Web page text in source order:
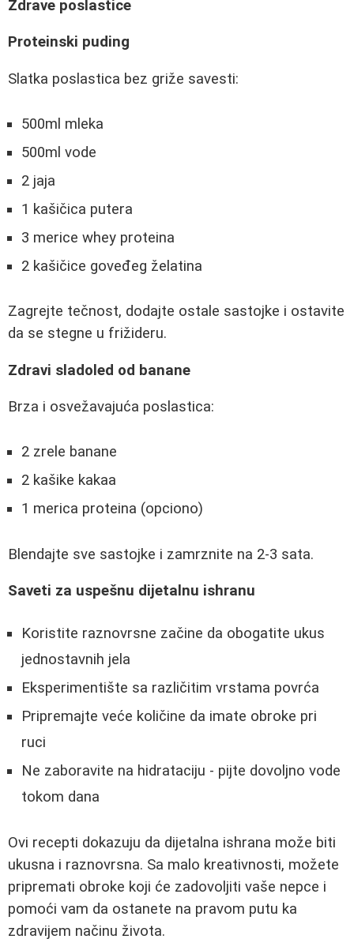
Zdrave poslastice
Proteinski puding
Slatka poslastica bez griže savesti:
500ml mleka
500ml vode
2 jaja
1 kašičica putera
3 merice whey proteina
2 kašičice goveđeg želatina
Zagrejte tečnost, dodajte ostale sastojke i ostavite
da se stegne u frižideru.
Zdravi sladoled od banane
Brza i osvežavajuća poslastica:
2 zrele banane
2 kašike kakaa
1 merica proteina (opciono)
Blendajte sve sastojke i zamrznite na 2-3 sata.
Saveti za uspešnu dijetalnu ishranu
Koristite raznovrsne začine da obogatite ukus
jednostavnih jela
Eksperimentište sa različitim vrstama povrća
Pripremajte veće količine da imate obroke pri
ruci
Ne zaboravite na hidrataciju - pijte dovoljno vode
tokom dana
Ovi recepti dokazuju da dijetalna ishrana može biti
ukusna i raznovrsna. Sa malo kreativnosti, možete
pripremati obroke koji će zadovoljiti vaše nepce i
pomoći vam da ostanete na pravom putu ka
zdravijem načinu života.